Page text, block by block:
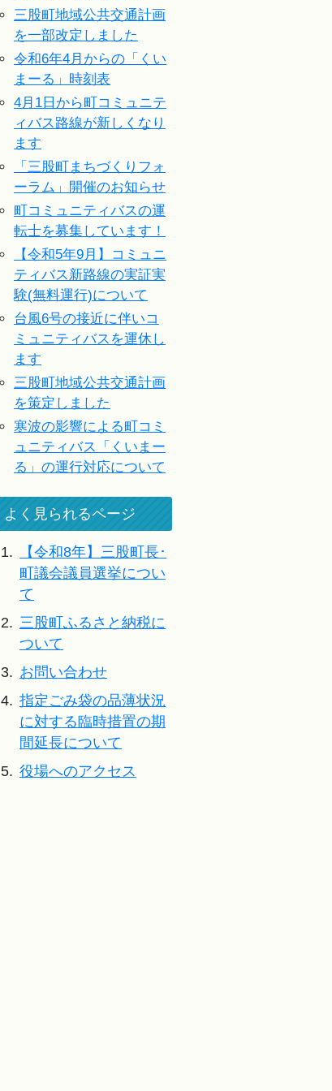
三股町地域公共交通計画
を一部改定しました
令和6年4月からの「くい
まーる」時刻表
4月1日から町コミュニテ
ィバス路線が新しくなり
ます
「三股町まちづくりフォ
ーラム」開催のお知らせ
町コミュニティバスの運
転士を募集しています！
【令和5年9月】コミュニ
ティバス新路線の実証実
験(無料運行)について
台風6号の接近に伴いコ
ミュニティバスを運休し
ます
三股町地域公共交通計画
を策定しました
寒波の影響による町コミ
ュニティバス「くいまー
る」の運行対応について
よく見られるページ
1.
【令和8年】三股町長･
町議会議員選挙につい
て
2. 三股町ふるさと納税に
ついて
3. お問い合わせ
4. 指定ごみ袋の品薄状況
に対する臨時措置の期
間延長について
5. 役場へのアクセス